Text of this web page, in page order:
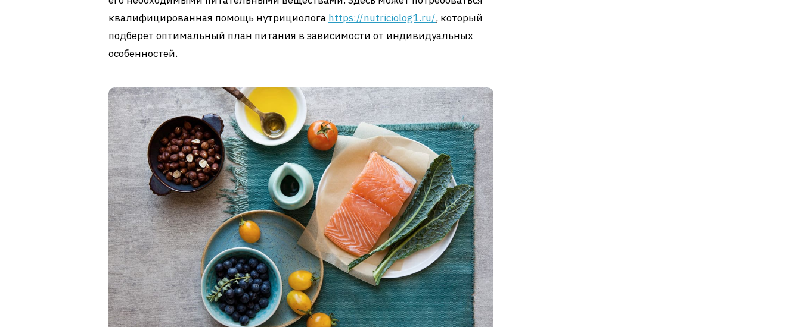
квалифицированная помощь нутрициолога https://nutriciolog1.ru/, который
подберет оптимальный план питания в зависимости от индивидуальных
особенностей.